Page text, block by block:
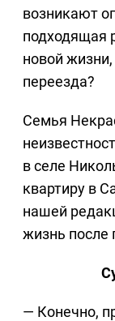
возникают
подходящая
новой
переезда?
Семья
в селе
квартиру в
нашей
жизнь после
— Конечно,